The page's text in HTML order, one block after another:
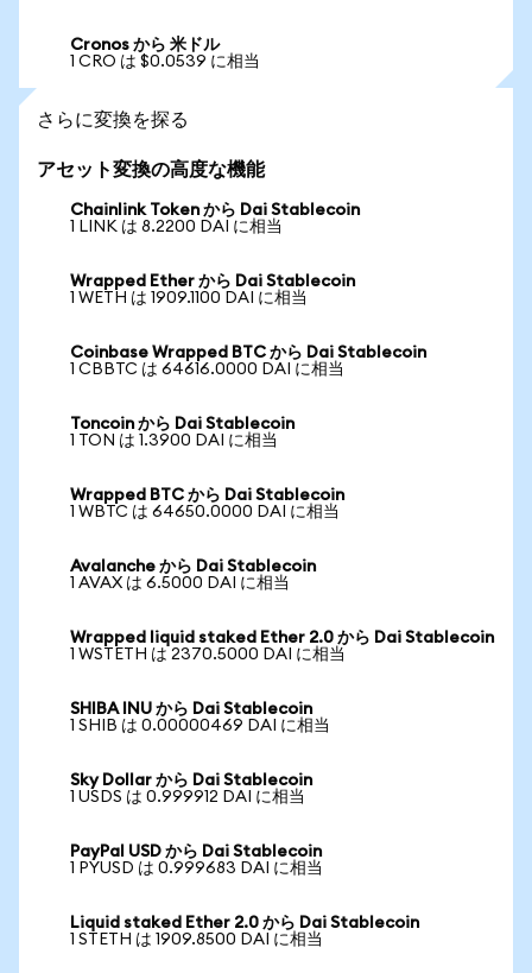
Cronos から 米ドル
1 CRO は $0.0539 に相当
さらに変換を探る
アセット変換の高度な機能
Chainlink Token から Dai Stablecoin
1 LINK は 8.2200 DAI に相当
Wrapped Ether から Dai Stablecoin
1 WETH は 1909.1100 DAI に相当
Coinbase Wrapped BTC から Dai Stablecoin
1 CBBTC は 64616.0000 DAI に相当
Toncoin から Dai Stablecoin
1 TON は 1.3900 DAI に相当
Wrapped BTC から Dai Stablecoin
1 WBTC は 64650.0000 DAI に相当
Avalanche から Dai Stablecoin
1 AVAX は 6.5000 DAI に相当
Wrapped liquid staked Ether 2.0 から Dai Stablecoin
1 WSTETH は 2370.5000 DAI に相当
SHIBA INU から Dai Stablecoin
1 SHIB は 0.00000469 DAI に相当
Sky Dollar から Dai Stablecoin
1 USDS は 0.999912 DAI に相当
PayPal USD から Dai Stablecoin
1 PYUSD は 0.999683 DAI に相当
Liquid staked Ether 2.0 から Dai Stablecoin
1 STETH は 1909.8500 DAI に相当